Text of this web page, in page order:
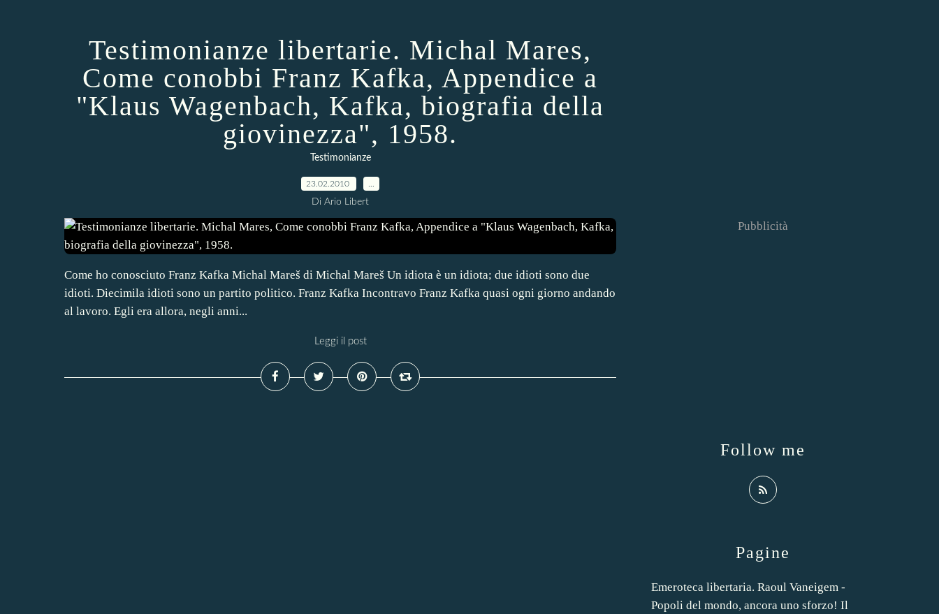
Testimonianze libertarie. Michal Mares,
Come conobbi Franz Kafka, Appendice a
"Klaus Wagenbach, Kafka, biografia della
giovinezza", 1958.
Testimonianze
23.02.2010
Di Ario Libert
Come ho conosciuto Franz Kafka Michal Mareš di Michal Mareš Un idiota è un idiota; due idioti sono due
idioti. Diecimila idioti sono un partito politico. Franz Kafka Incontravo Franz Kafka quasi ogni giorno andando
al lavoro. Egli era allora, negli anni...
Leggi il post
Pagine
Emeroteca libertaria. Raoul Vaneigem -
Popoli del mondo, ancora uno sforzo! Il
Follow me
Pubblicità